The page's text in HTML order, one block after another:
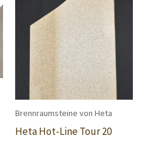
Brennraumsteine von Heta
Heta Hot-Line Tour 20